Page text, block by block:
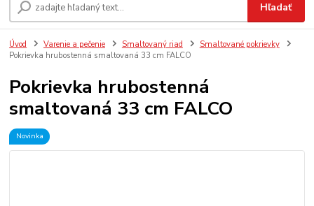
Hľadať
Úvod Varenie a pečenie Smaltovaný riad
Smaltované pokrievky
Pokrievka hrubostenná smaltovaná 33 cm FALCO
Pokrievka hrubostenná
smaltovaná 33 cm FALCO
Novinka